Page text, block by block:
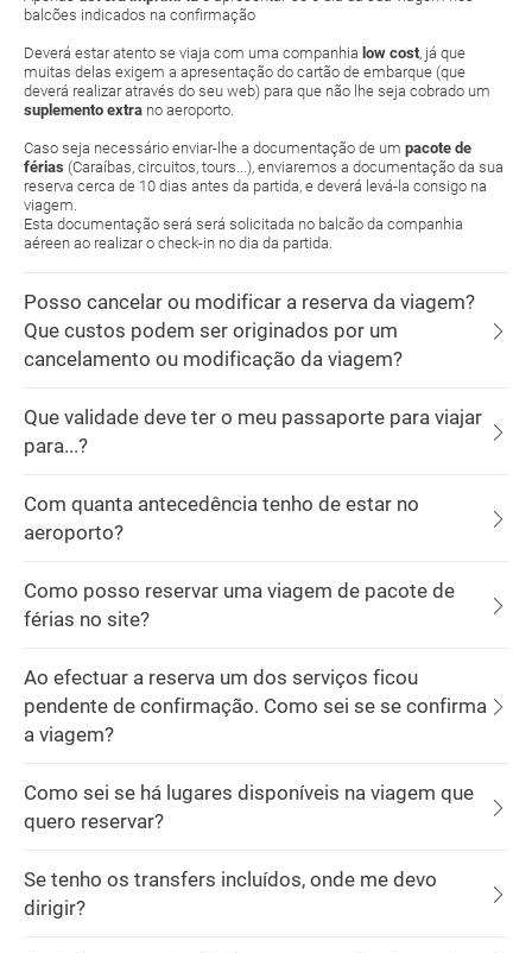
balcões indicados na confirmação
Deverá estar atento se viaja com uma companhia low cost, já que
muitas delas exigem a apresentação do cartão de embarque (que
deverá realizar através do seu web) para que não lhe seja cobrado um
suplemento extra no aeroporto.
Caso seja necessário enviar-lhe a documentação de um pacote de
férias (Caraíbas, circuitos, tours...), enviaremos a documentação da sua
reserva cerca de 10 dias antes da partida, e deverá levá-la consigo na
viagem.
Esta documentação será será solicitada no balcão da companhia
aéreen ao realizar o check-in no dia da partida.
Posso cancelar ou modificar a reserva da viagem?
Que custos podem ser originados por um
cancelamento ou modificação da viagem?
Que validade deve ter o meu passaporte para viajar
para...?
Com quanta antecedência tenho de estar no
aeroporto?
Como posso reservar uma viagem de pacote de
férias no site?
Ao efectuar a reserva um dos serviços ficou
pendente de confirmação. Como sei se se confirma
a viagem?
Como sei se há lugares disponíveis na viagem que
quero reservar?
Se tenho os transfers incluídos, onde me devo
dirigir?